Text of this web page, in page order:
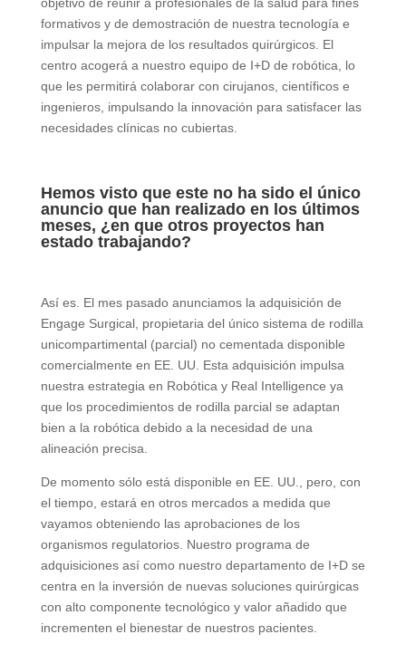
objetivo de reunir a profesionales de la salud para fines
formativos y de demostración de nuestra tecnología e
impulsar la mejora de los resultados quirúrgicos. El
centro acogerá a nuestro equipo de I+D de robótica, lo
que les permitirá colaborar con cirujanos, científicos e
ingenieros, impulsando la innovación para satisfacer las
necesidades clínicas no cubiertas.
Hemos visto que este no ha sido el único
anuncio que han realizado en los últimos
meses, ¿en que otros proyectos han
estado trabajando?
Así es. El mes pasado anunciamos la adquisición de
Engage Surgical, propietaria del único sistema de rodilla
unicompartimental (parcial) no cementada disponible
comercialmente en EE. UU. Esta adquisición impulsa
nuestra estrategia en Robótica y Real Intelligence ya
que los procedimientos de rodilla parcial se adaptan
bien a la robótica debido a la necesidad de una
alineación precisa.
De momento sólo está disponible en EE. UU., pero, con
el tiempo, estará en otros mercados a medida que
vayamos obteniendo las aprobaciones de los
organismos regulatorios. Nuestro programa de
adquisiciones así como nuestro departamento de I+D se
centra en la inversión de nuevas soluciones quirúrgicas
con alto componente tecnológico y valor añadido que
incrementen el bienestar de nuestros pacientes.